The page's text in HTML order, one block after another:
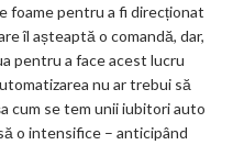
foame pentru a fi direcționat
îl așteaptă o comandă, dar,
pentru a face acest lucru
nu ar trebui să
cum se tem unii iubitori auto
o intensifice – anticipând